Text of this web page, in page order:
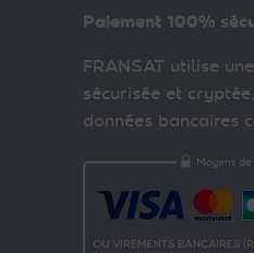
Paiement 100%
FRANSAT utilise
sécurisée et
données bancaires